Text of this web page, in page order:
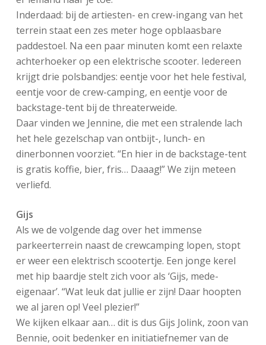
Inderdaad: bij de artiesten- en crew-ingang van het
terrein staat een zes meter hoge opblaasbare
paddestoel. Na een paar minuten komt een relaxte
achterhoeker op een elektrische scooter. Iedereen
krijgt drie polsbandjes: eentje voor het hele festival,
eentje voor de crew-camping, en eentje voor de
backstage-tent bij de threaterweide.
Daar vinden we Jennine, die met een stralende lach
het hele gezelschap van ontbijt-, lunch- en
dinerbonnen voorziet. “En hier in de backstage-tent
is gratis koffie, bier, fris… Daaag!” We zijn meteen
verliefd.
Gijs
Als we de volgende dag over het immense
parkeerterrein naast de crewcamping lopen, stopt
er weer een elektrisch scootertje. Een jonge kerel
met hip baardje stelt zich voor als ‘Gijs, mede-
eigenaar’. “Wat leuk dat jullie er zijn! Daar hoopten
we al jaren op! Veel plezier!”
We kijken elkaar aan… dit is dus Gijs Jolink, zoon van
Bennie, ooit bedenker en initiatiefnemer van de